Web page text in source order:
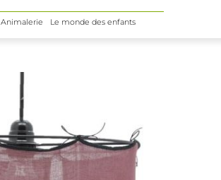
Animalerie Le monde des enfants